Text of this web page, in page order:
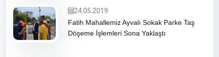
24.05.2019
Fatih Mahallemiz Ayvalı Sokak Parke Taş
Döşeme İşlemleri Sona Yaklaştı